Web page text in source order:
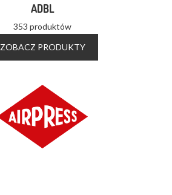
ADBL
353 produktów
ZOBACZ PRODUKTY